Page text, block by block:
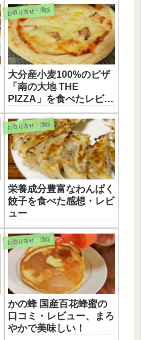
お取り寄せ・通販
大分産小麦100%のピザ
「南の大地 THE
PIZZA」を食べたレビュ
ー
お取り寄せ・通販
栄養成分豊富なわんぱく
餃子を食べた感想・レビ
ュー
お取り寄せ・通販
かの蜂 国産百花蜂蜜の
口コミ・レビュー、まろ
やかで美味しい！